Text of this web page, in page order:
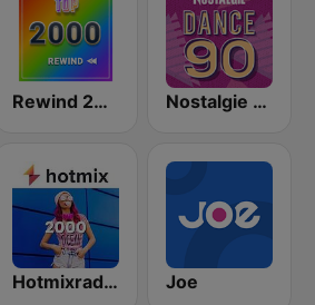
Rewind 2000's Nostalgie Dance 90
Hotmixradio 2000 Joe